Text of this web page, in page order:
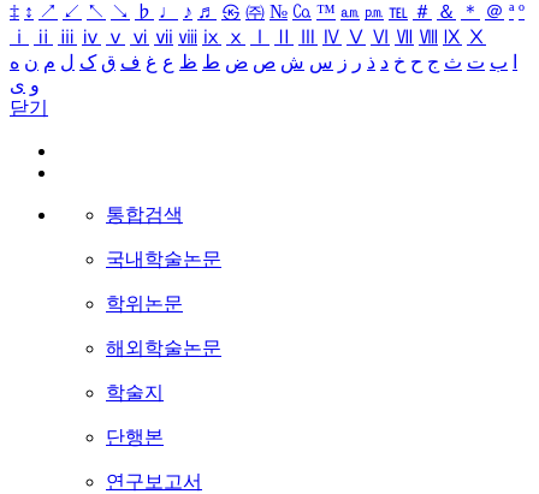
‡ ↕ ↗ ↙ ↖ ↘ ♭ ♩ ♪ ♬ ㉿ ㈜ № ㏇ ™ ㏂ ㏘ ℡ ＃ ＆ ＊ ＠ ª º
ⅰ
ⅱ ⅲ ⅳ ⅴ ⅵ ⅶ ⅷ ⅸ ⅹ Ⅳ Ⅴ Ⅵ Ⅶ Ⅷ Ⅸ Ⅹ
ب ت ث ج ح خ د ذ ر ز س ش ص ض ط ظ ع غ ف ق ک ل م ن ه
و ی
닫기
통합검색
국내학술논문
학위논문
해외학술논문
학술지
단행본
연구보고서